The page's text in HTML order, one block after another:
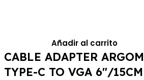
Añadir al carrito
CABLE ADAPTER ARGOM
TYPE-C TO VGA 6″/15CM